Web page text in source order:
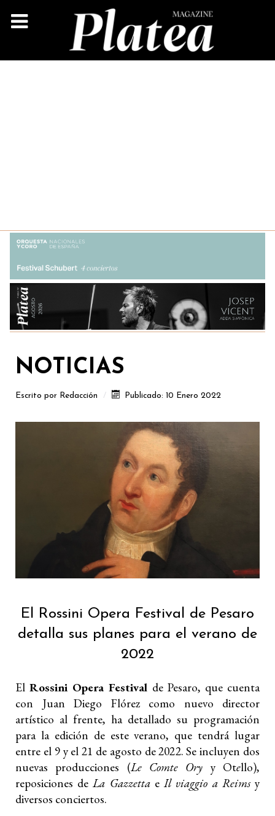
NOTICIAS
Escrito por Redacción Publicado: 10 Enero 2022
El Rossini Opera Festival de Pesaro
detalla sus planes para el verano de
2022
ElRossini Opera Festival de Pesaro, que cuenta
con Juan Diego Flórez como nuevo director
artístico al frente, ha detallado su programación
para la edición de este verano, que tendrá lugar
entre el 9 y el 21 de agosto de 2022. Se incluyen dos
nuevas producciones (Le Comte Ory y Otello),
reposiciones deLa GazzettaeIl viaggio a Reimsy
diversos conciertos.